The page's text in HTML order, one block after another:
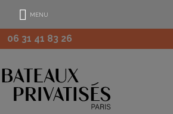
MENU
06 31 41 83 26